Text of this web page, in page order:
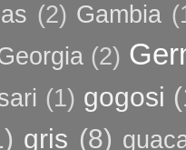
(2) Gambia
(2)
(1) gogosi
gris (8)